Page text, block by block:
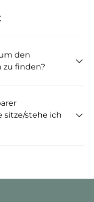
den
zu finden?
sitze/stehe ich